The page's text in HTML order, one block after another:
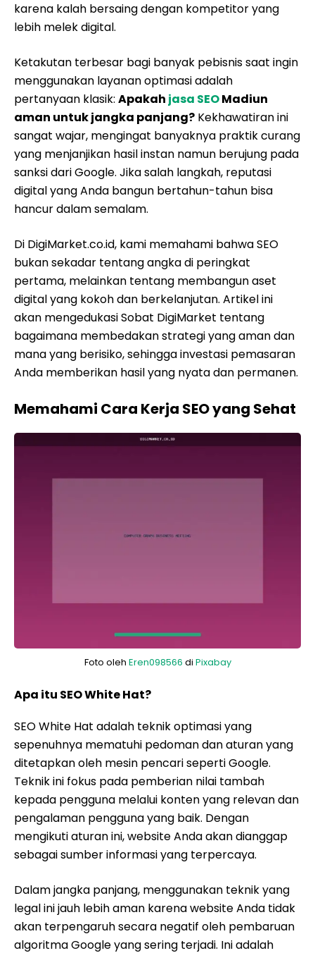
karena kalah bersaing dengan kompetitor yang
lebih melek digital.
Ketakutan terbesar bagi banyak pebisnis saat ingin
menggunakan layanan optimasi adalah
pertanyaan klasik: Apakah jasa SEOMadiun
aman untuk jangka panjang? Kekhawatiran ini
sangat wajar, mengingat banyaknya praktik curang
yang menjanjikan hasil instan namun berujung pada
sanksi dari Google. Jika salah langkah, reputasi
digital yang Anda bangun bertahun-tahun bisa
hancur dalam semalam.
Di DigiMarket.co.id, kami memahami bahwa SEO
bukan sekadar tentang angka di peringkat
pertama, melainkan tentang membangun aset
digital yang kokoh dan berkelanjutan. Artikel ini
akan mengedukasi Sobat DigiMarket tentang
bagaimana membedakan strategi yang aman dan
mana yang berisiko, sehingga investasi pemasaran
Anda memberikan hasil yang nyata dan permanen.
Memahami Cara Kerja SEO yang Sehat
Foto oleh Eren098566 di Pixabay
Apa itu SEO White Hat?
SEO White Hat adalah teknik optimasi yang
sepenuhnya mematuhi pedoman dan aturan yang
ditetapkan oleh mesin pencari seperti Google.
Teknik ini fokus pada pemberian nilai tambah
kepada pengguna melalui konten yang relevan dan
pengalaman pengguna yang baik. Dengan
mengikuti aturan ini, website Anda akan dianggap
sebagai sumber informasi yang terpercaya.
Dalam jangka panjang, menggunakan teknik yang
legal ini jauh lebih aman karena website Anda tidak
akan terpengaruh secara negatif oleh pembaruan
algoritma Google yang sering terjadi. Ini adalah